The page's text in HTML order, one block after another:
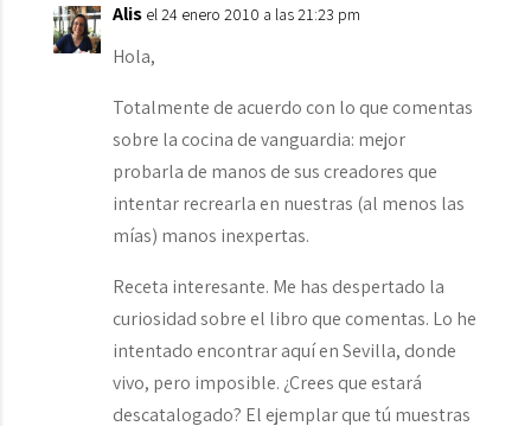
Alis el 24 enero 2010 a las 21:23 pm
Hola,
Totalmente de acuerdo con lo que comentas
sobre la cocina de vanguardia: mejor
probarla de manos de sus creadores que
intentar recrearla en nuestras (al menos las
mías) manos inexpertas.
Receta interesante. Me has despertado la
curiosidad sobre el libro que comentas. Lo he
intentado encontrar aquí en Sevilla, donde
vivo, pero imposible. ¿Crees que estará
descatalogado? El ejemplar que tú muestras